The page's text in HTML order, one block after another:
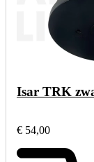
Isar TRK
€ 54,00